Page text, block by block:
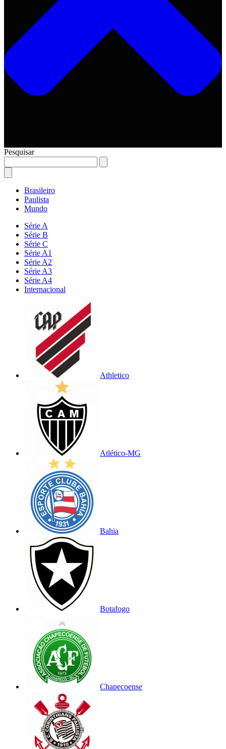
Pesquisar
Brasileiro
Paulista
Mundo
Série A
Série B
Série C
Série A1
Série A2
Série A3
Série A4
Internacional
Athletico
Atlético-MG
Bahia
Botafogo
Chapecoense